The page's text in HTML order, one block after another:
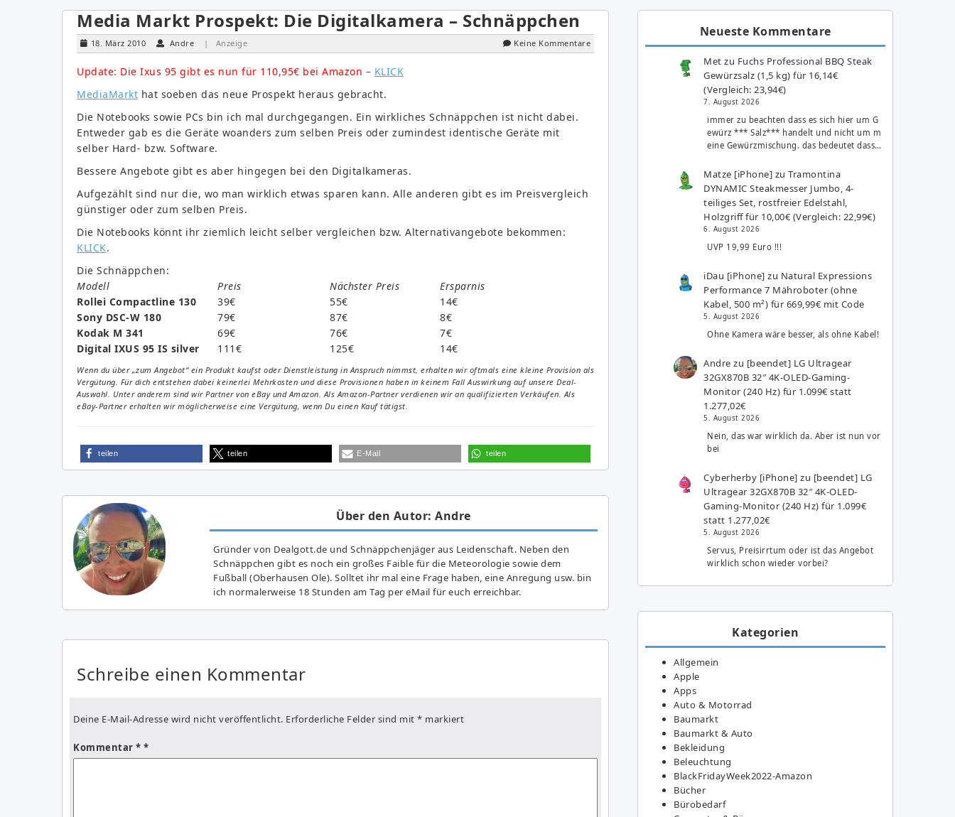
Media Markt Prospekt: Die Digitalkamera – Schnäppchen
18. März 2010 Andre | Anzeige Keine Kommentare
Update: Die Ixus 95 gibt es nun für 110,95€ bei Amazon – KLICK
MediaMarkt hat soeben das neue Prospekt heraus gebracht.
Die Notebooks sowie PCs bin ich mal durchgegangen. Ein wirkliches Schnäppchen ist nicht dabei.
Entweder gab es die Geräte woanders zum selben Preis oder zumindest identische Geräte mit
selber Hard- bzw. Software.
Bessere Angebote gibt es aber hingegen bei den Digitalkameras.
Aufgezählt sind nur die, wo man wirklich etwas sparen kann. Alle anderen gibt es im Preisvergleich
günstiger oder zum selben Preis.
Die Notebooks könnt ihr ziemlich leicht selber vergleichen bzw. Alternativangebote bekommen:
KLICK.
Die Schnäppchen:
Modell
Preis Nächster Preis
Ersparnis
Rollei Compactline 130
39€ 55€
14€
Sony DSC-W 180
79€ 87€
8€
Kodak M 341
69€ 76€
7€
Digital IXUS 95 IS silver
111€ 125€ 14€
Wenn du über „zum Angebot“ ein Produkt kaufst oder Dienstleistung in Anspruch nimmst, erhalten wir oftmals eine kleine Provision als
Vergütung. Für dich entstehen dabei keinerlei Mehrkosten und diese Provisionen haben in keinem Fall Auswirkung auf unsere Deal-
Auswahl. Unter anderem sind wir Partner von eBay und Amazon. Als Amazon-Partner verdienen wir an qualifizierten Verkäufen. Als
eBay-Partner erhalten wir möglicherweise eine Vergütung, wenn Du einen Kauf tätigst.
teilen teilen E-Mail teilen
Über den Autor: Andre
Gründer von Dealgott.de und Schnäppchenjäger aus Leidenschaft. Neben den
Schnäppchen gibt es noch ein großes Fai­ble für die Meteorologie sowie dem
Fußball (Oberhausen Ole). Solltet ihr mal eine Frage haben, eine Anregung usw. bin
ich normalerweise 18 Stunden am Tag per eMail für euch erreichbar.
Schreibe einen Kommentar
Deine E-Mail-Adresse wird nicht veröffentlicht. Erforderliche Felder sind mit * markiert
Kommentar *
Neueste Kommentare
Met zu Fuchs Professional BBQ Steak
Gewürzsalz (1,5 kg) für 16,14€
(Vergleich: 23,94€)
7. August 2026
immer zu beachten dass es sich hier um G
ewürz *** Salz*** handelt und nicht um m
eine Gewürzmischung. das bedeutet dass…
Matze [iPhone] zuTramontina
DYNAMIC Steakmesser Jumbo, 4-
teiliges Set, rostfreier Edelstahl,
Holzgriff für 10,00€ (Vergleich: 22,99€)
6. August 2026
UVP 19,99 Euro !!!
iDau [iPhone] zu Natural Expressions
Performance 7 Mähroboter (ohne
Kabel, 500 m²) für 669,99€ mit Code
5. August 2026
Ohne Kamera wäre besser, als ohne Kabel!
Andre zu [beendet] LG Ultragear
32GX870B 32″ 4K-OLED-Gaming-
Monitor (240 Hz) für 1.099€ statt
1.277,02€
5. August 2026
Nein, das war wirklich da. Aber ist nun vor
bei
Cyberherby [iPhone] zu [beendet] LG
Ultragear 32GX870B 32″ 4K-OLED-
Gaming-Monitor (240 Hz) für 1.099€
statt 1.277,02€
5. August 2026
Servus, Preisirrtum oder ist das Angebot
wirklich schon wieder vorbei?
Kategorien
Allgemein
Apple
Apps
Auto & Motorrad
Baumarkt
Baumarkt & Auto
Bekleidung
Beleuchtung
BlackFridayWeek2022-Amazon
Bücher
Bürobedarf